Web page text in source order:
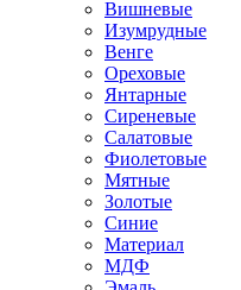
Вишневые
Изумрудные
Венге
Ореховые
Янтарные
Сиреневые
Салатовые
Фиолетовые
Мятные
Золотые
Синие
Материал
МДФ